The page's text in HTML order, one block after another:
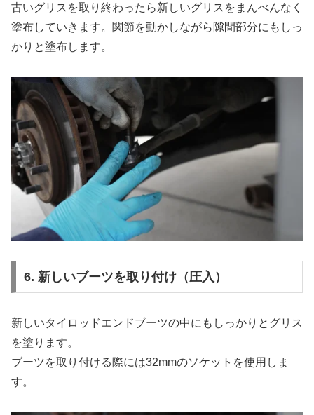
古いグリスを取り終わったら新しいグリスをまんべんなく
塗布していきます。関節を動かしながら隙間部分にもしっ
かりと塗布します。
6. 新しいブーツを取り付け（圧入）
新しいタイロッドエンドブーツの中にもしっかりとグリス
を塗ります。
ブーツを取り付ける際には32mmのソケットを使用しま
す。